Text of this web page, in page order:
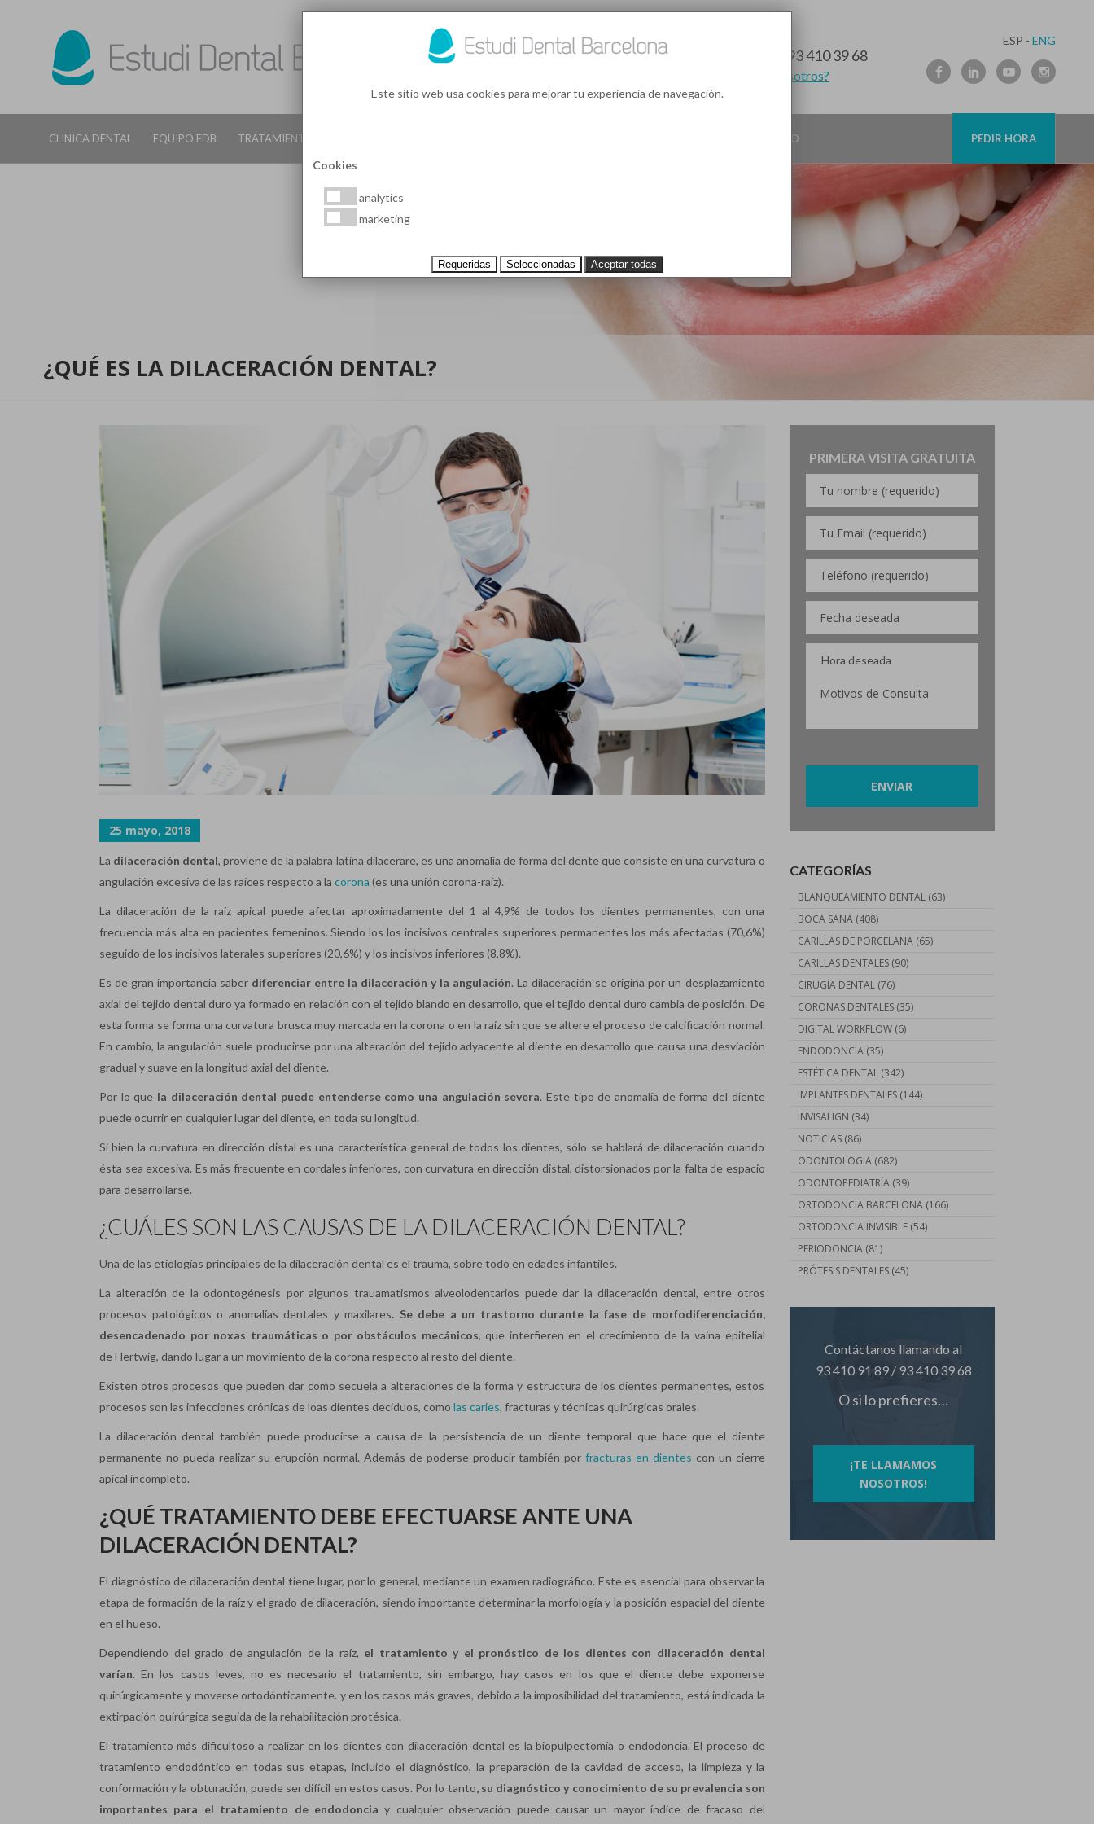
93 410 39 68
¿Te llamamos nosotros?
ESP - ENG
CLINICA DENTAL EQUIPO EDB TRATAMIENTOS DENTALES EN BARCELONA CONTACTO PEDIR HORA
¿QUÉ ES LA DILACERACIÓN DENTAL?
25 mayo, 2018
La dilaceración dental, proviene de la palabra latina dilacerare, es una anomalía de forma del dente que consiste en una curvatura o
angulación excesiva de las raíces respecto a la corona (es una unión corona-raíz).
La dilaceración de la raíz apical puede afectar aproximadamente del 1 al 4,9% de todos los dientes permanentes, con una
frecuencia más alta en pacientes femeninos. Siendo los los incisivos centrales superiores permanentes los más afectadas (70,6%)
seguido de los incisivos laterales superiores (20,6%) y los incisivos inferiores (8,8%).
Es de gran importancia saber diferenciar entre la dilaceración y la angulación. La dilaceración se origina por un desplazamiento
axial del tejido dental duro ya formado en relación con el tejido blando en desarrollo, que el tejido dental duro cambia de posición. De
esta forma se forma una curvatura brusca muy marcada en la corona o en la raíz sin que se altere el proceso de calcificación normal.
En cambio, la angulación suele producirse por una alteración del tejido adyacente al diente en desarrollo que causa una desviación
gradual y suave en la longitud axial del diente.
Por lo que la dilaceración dental puede entenderse como una angulación severa. Este tipo de anomalía de forma del diente
puede ocurrir en cualquier lugar del diente, en toda su longitud.
Si bien la curvatura en dirección distal es una característica general de todos los dientes, sólo se hablará de dilaceración cuando
ésta sea excesiva. Es más frecuente en cordales inferiores, con curvatura en dirección distal, distorsionados por la falta de espacio
para desarrollarse.
¿CUÁLES SON LAS CAUSAS DE LA DILACERACIÓN DENTAL?
Una de las etiologías principales de la dilaceración dental es el trauma, sobre todo en edades infantiles.
La alteración de la odontogénesis por algunos trauamatismos alveolodentarios puede dar la dilaceración dental, entre otros
procesos patológicos o anomalías dentales y maxilares. Se debe a un trastorno durante la fase de morfodiferenciación,
desencadenado por noxas traumáticas o por obstáculos mecánicos, que interfieren en el crecimiento de la vaina epitelial
de Hertwig, dando lugar a un movimiento de la corona respecto al resto del diente.
Existen otros procesos que pueden dar como secuela a alteraciones de la forma y estructura de los dientes permanentes, estos
procesos son las infecciones crónicas de loas dientes deciduos, como las caries, fracturas y técnicas quirúrgicas orales.
La dilaceración dental también puede producirse a causa de la persistencia de un diente temporal que hace que el diente
permanente no pueda realizar su erupción normal. Además de poderse producir también porfracturas en dientes con un cierre
apical incompleto.
¿QUÉ TRATAMIENTO DEBE EFECTUARSE ANTE UNA
DILACERACIÓN DENTAL?
El diagnóstico de dilaceración dental tiene lugar, por lo general, mediante un examen radiográfico. Este es esencial para observar la
etapa de formación de la raíz y el grado de dilaceración, siendo importante determinar la morfología y la posición espacial del diente
en el hueso.
Dependiendo del grado de angulación de la raíz, el tratamiento y el pronóstico de los dientes con dilaceración dental
varían. En los casos leves, no es necesario el tratamiento, sin embargo, hay casos en los que el diente debe exponerse
quirúrgicamente y moverse ortodónticamente. y en los casos más graves, debido a la imposibilidad del tratamiento, está indicada la
extirpación quirúrgica seguida de la rehabilitación protésica.
El tratamiento más dificultoso a realizar en los dientes con dilaceración dental es la biopulpectomía o endodoncia. El proceso de
tratamiento endodóntico en todas sus etapas, incluido el diagnóstico, la preparación de la cavidad de acceso, la limpieza y la
conformación y la obturación, puede ser difícil en estos casos. Por lo tanto, su diagnóstico y conocimiento de su prevalencia son
importantes para el tratamiento de endodoncia y cualquier observación puede causar un mayor índice de fracaso del
PRIMERA VISITA GRATUITA
CATEGORÍAS
BLANQUEAMIENTO DENTAL(63)
BOCA SANA(408)
CARILLAS DE PORCELANA(65)
CARILLAS DENTALES(90)
CIRUGÍA DENTAL(76)
CORONAS DENTALES(35)
DIGITAL WORKFLOW(6)
ENDODONCIA(35)
ESTÉTICA DENTAL(342)
IMPLANTES DENTALES(144)
INVISALIGN (34)
NOTICIAS(86)
ODONTOLOGÍA(682)
ODONTOPEDIATRÍA(39)
ORTODONCIA BARCELONA(166)
ORTODONCIA INVISIBLE(54)
PERIODONCIA(81)
PRÓTESIS DENTALES(45)
Contáctanos llamando al
93 410 91 89/ 93 410 39 68
O si lo prefieres…
¡TE LLAMAMOS
NOSOTROS!
Este sitio web usa cookies para mejorar tu experiencia de navegación.
Cookies
analytics
marketing
Requeridas Seleccionadas Aceptar todas